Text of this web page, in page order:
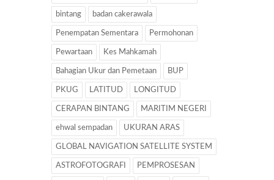
bintang badan cakerawala
Penempatan Sementara Permohonan
Pewartaan Kes Mahkamah
Bahagian Ukur dan Pemetaan BUP
PKUG LATITUD LONGITUD
CERAPAN BINTANG MARITIM NEGERI
ehwal sempadan UKURAN ARAS
GLOBAL NAVIGATION SATELLITE SYSTEM
ASTROFOTOGRAFI PEMPROSESAN